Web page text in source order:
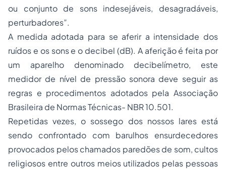
ou conjunto de sons indesejáveis, desagradáveis,
perturbadores”.
A medida adotada para se aferir a intensidade dos
ruídos e os sons e o decibel (dB). A aferição é feita por
um aparelho denominado decibelímetro, este
medidor de nível de pressão sonora deve seguir as
regras e procedimentos adotados pela Associação
Brasileira de Normas Técnicas- NBR 10.501.
Repetidas vezes, o sossego dos nossos lares está
sendo confrontado com barulhos ensurdecedores
provocados pelos chamados paredões de som, cultos
religiosos entre outros meios utilizados pelas pessoas